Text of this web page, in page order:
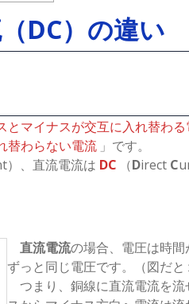
DC）の違い
とマイナスが交互に入れ替わ
替わらない電流 」です。
、直流電流は DC （Direct C
直流電流の場合、電圧は時間
ずっと同じ電圧です。（図だと
つまり、銅線に直流電流を流